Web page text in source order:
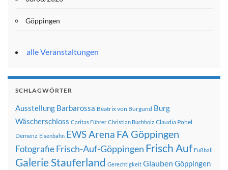
Göppingen
alle Veranstaltungen
SCHLAGWÖRTER
Ausstellung Barbarossa Beatrix von Burgund Burg
Wäscherschloss Caritas Führer Christian Buchholz Claudia Pohel
Demenz Eisenbahn EWS Arena FA Göppingen
FotografieFrisch-Auf-Göppingen Frisch Auf Fußball
Galerie Stauferland Gerechtigkeit Glauben Göppingen